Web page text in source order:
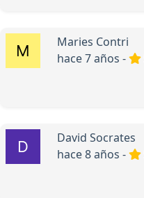
Maries Contri
hace 7 años -
David Socrates
hace 8 años -